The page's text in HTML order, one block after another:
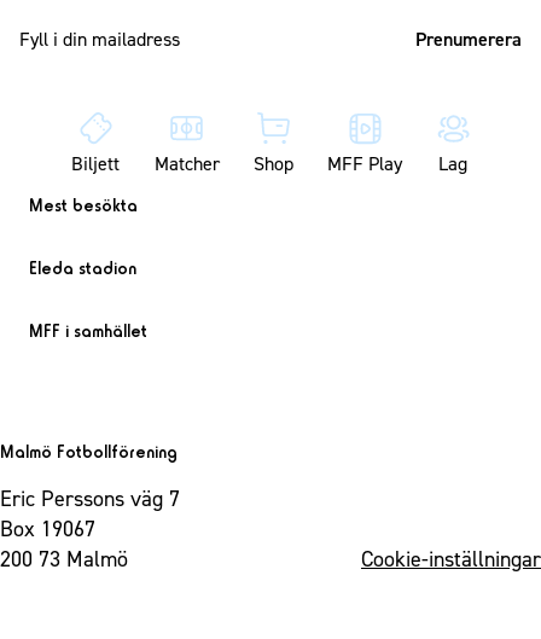
Biljett Matcher Shop MFF Play Lag
Mest besökta
Eleda stadion
MFF i samhället
Malmö Fotbollförening
Eric Perssons väg 7
Box 19067
200 73 Malmö
Cookie-inställningar